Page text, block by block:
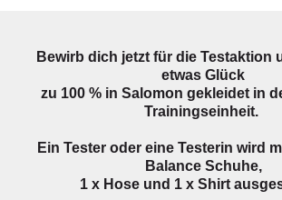
Bewirb dich jetzt für die Testaktion
etwas Glück
zu 100 % in Salomon gekleidet in
Trainingseinheit.
Ein Tester oder eine Testerin wird
Balance Schuhe,
1 x Hose und 1 x Shirt